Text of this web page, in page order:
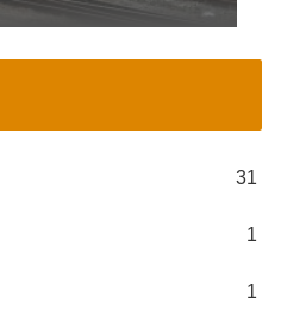
31
1
1